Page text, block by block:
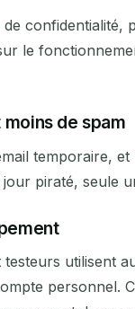
confidentialité,
le
de spam
temporaire,
piraté, seule
testeurs utilisent
personnel.